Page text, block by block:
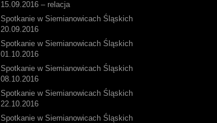
15.09.2016 – relacja
Spotkanie w Siemianowicach Śląskich
20.09.2016
Spotkanie w Siemianowicach Śląskich
01.10.2016
Spotkanie w Siemianowicach Śląskich
08.10.2016
Spotkanie w Siemianowicach Śląskich
22.10.2016
Spotkanie w Siemianowicach Śląskich